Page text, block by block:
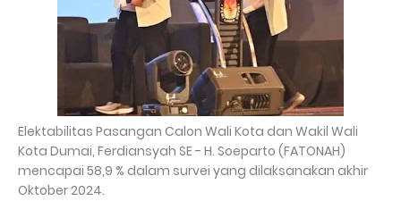
Elektabilitas Pasangan Calon Wali Kota dan Wakil Wali
Kota Dumai, Ferdiansyah SE - H. Soeparto (FATONAH)
mencapai 58,9 % dalam survei yang dilaksanakan akhir
Oktober 2024.